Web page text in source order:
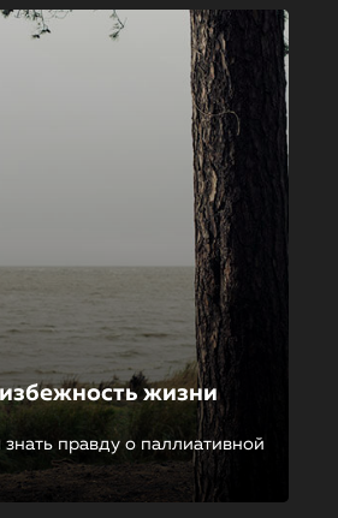
жизни
правду о паллиативной